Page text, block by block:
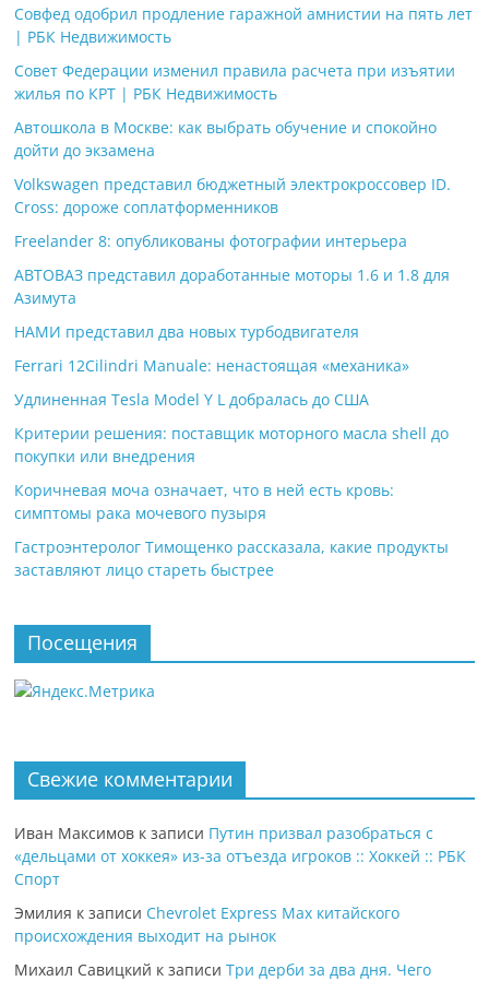
Совфед одобрил продление гаражной амнистии на пять лет
| РБК Недвижимость
Совет Федерации изменил правила расчета при изъятии
жилья по КРТ | РБК Недвижимость
Автошкола в Москве: как выбрать обучение и спокойно
дойти до экзамена
Volkswagen представил бюджетный электрокроссовер ID.
Cross: дороже соплатформенников
Freelander 8: опубликованы фотографии интерьера
АВТОВАЗ представил доработанные моторы 1.6 и 1.8 для
Азимута
НАМИ представил два новых турбодвигателя
Ferrari 12Cilindri Manuale: ненастоящая «механика»
Удлиненная Tesla Model Y L добралась до США
Критерии решения: поставщик моторного масла shell до
покупки или внедрения
Коричневая моча означает, что в ней есть кровь:
симптомы рака мочевого пузыря
Гастроэнтеролог Тимощенко рассказала, какие продукты
заставляют лицо стареть быстрее
Посещения
Свежие комментарии
Иван Максимов к записи Путин призвал разобраться с
«дельцами от хоккея» из-за отъезда игроков :: Хоккей :: РБК
Спорт
Эмилия к записи Chevrolet Express Max китайского
происхождения выходит на рынок
Михаил Савицкий к записиТри дерби за два дня. Чего